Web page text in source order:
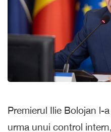
Premierul Ilie Bolojan l-
urma unui control